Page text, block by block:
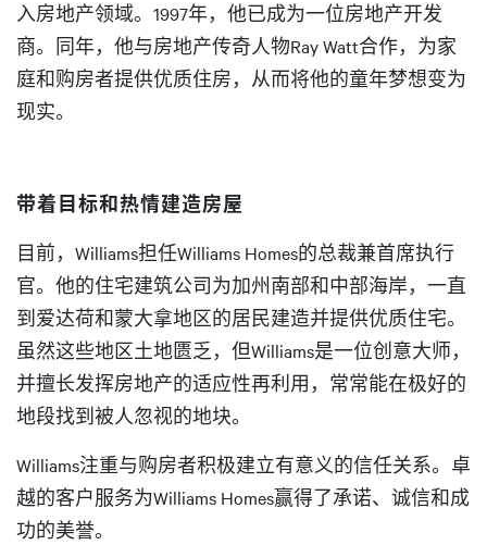
入房地产领域。1997年，他已成为一位房地产开发
商。同年，他与房地产传奇人物Ray Watt合作，为家
庭和购房者提供优质住房，从而将他的童年梦想变为
现实。
带着目标和热情建造房屋
目前，Williams担任Williams Homes的总裁兼首席执行
官。他的住宅建筑公司为加州南部和中部海岸，一直
到爱达荷和蒙大拿地区的居民建造并提供优质住宅。
虽然这些地区土地匮乏，但Williams是一位创意大师，
并擅长发挥房地产的适应性再利用，常常能在极好的
地段找到被人忽视的地块。
Williams注重与购房者积极建立有意义的信任关系。卓
越的客户服务为Williams Homes赢得了承诺、诚信和成
功的美誉。